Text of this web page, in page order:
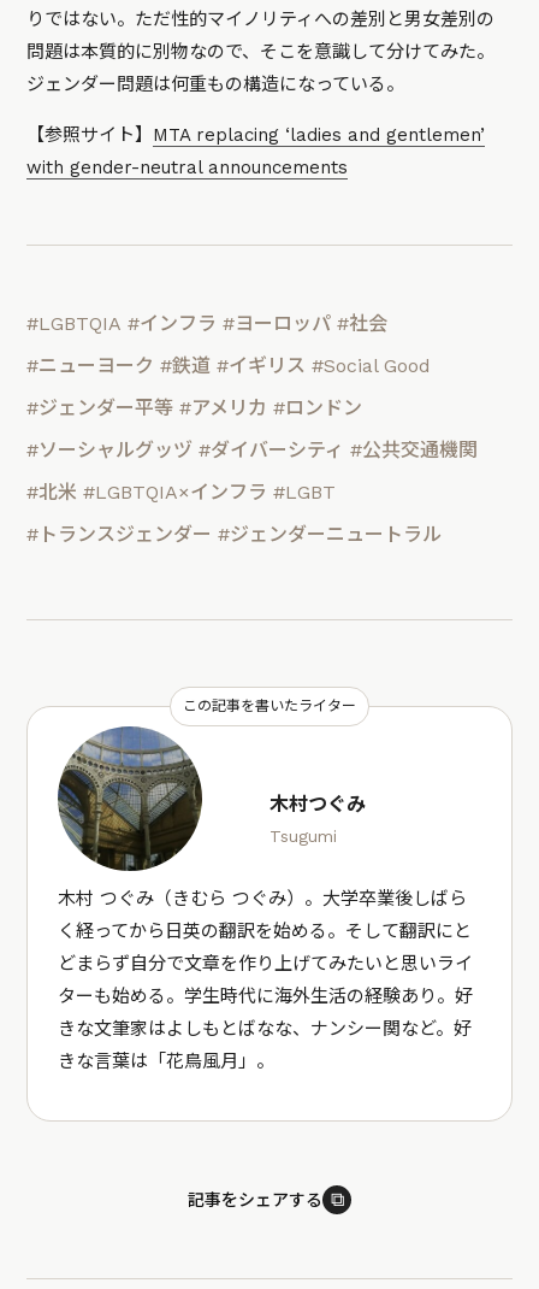
りではない。ただ性的マイノリティへの差別と男女差別の
問題は本質的に別物なので、そこを意識して分けてみた。
ジェンダー問題は何重もの構造になっている。
【参照サイト】 MTA replacing ‘ladies and gentlemen’
with gender-neutral announcements
#LGBTQIA #インフラ #ヨーロッパ #社会
#ニューヨーク #鉄道 #イギリス #Social Good
#ジェンダー平等 #アメリカ #ロンドン
#ソーシャルグッヅ #ダイバーシティ #公共交通機関
#北米 #LGBTQIA×インフラ #LGBT
#トランスジェンダー #ジェンダーニュートラル
この記事を書いたライター
木村つぐみ
Tsugumi
木村 つぐみ（きむら つぐみ）。大学卒業後しばら
く経ってから日英の翻訳を始める。そして翻訳にと
どまらず自分で文章を作り上げてみたいと思いライ
ターも始める。学生時代に海外生活の経験あり。好
きな文筆家はよしもとばなな、ナンシー関など。好
きな言葉は「花鳥風月」。
記事をシェアする ⧉